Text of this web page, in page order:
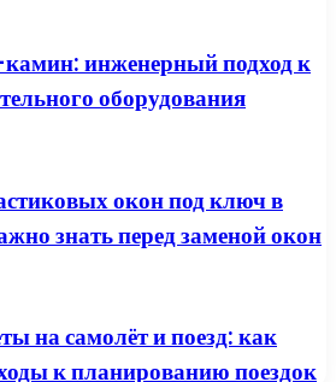
инженерный подход к
оборудования
окон под ключ в
знать перед заменой окон
на самолёт и поезд: как
к планированию поездок